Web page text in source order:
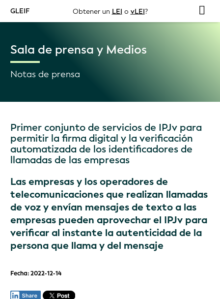
GLEIF Obtener un LEI o vLEI?
Sala de prensa y Medios
Notas de prensa
Primer conjunto de servicios de IPJv para
permitir la firma digital y la verificación
automatizada de los identificadores de
llamadas de las empresas
Las empresas y los operadores de
telecomunicaciones que realizan llamadas
de voz y envían mensajes de texto a las
empresas pueden aprovechar el IPJv para
verificar al instante la autenticidad de la
persona que llama y del mensaje
Fecha: 2022-12-14